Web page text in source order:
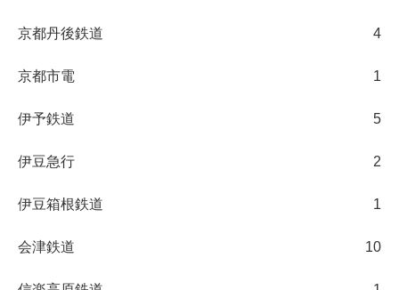
京都丹後鉄道 4
京都市電 1
伊予鉄道 5
伊豆急行 2
伊豆箱根鉄道 1
会津鉄道 10